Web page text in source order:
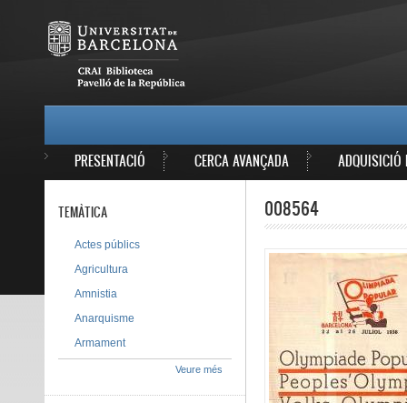
PRESENTACIÓ CERCA AVANÇADA ADQUISICIÓ
008564
TEMÀTICA
Actes públics
Agricultura
Amnistia
Anarquisme
Armament
Veure més